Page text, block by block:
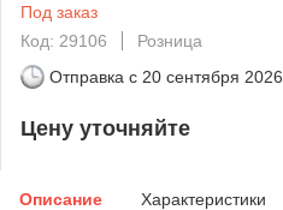
Под заказ
Код: 29106
Розница
Отправка с 20 сентября 2026
Цену уточняйте
Описание Характеристики